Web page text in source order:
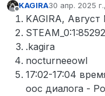
Не в сети
KAGIRA30 апр. 2025
KAGIRA,
.kagira
nocturneeowl
17:02-17:04
оос диалога -